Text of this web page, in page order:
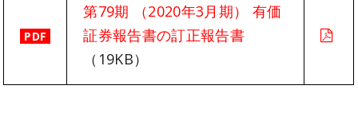
PDF
第79期 （2020年3月期） 有価
証券報告書の訂正報告書
（19KB）